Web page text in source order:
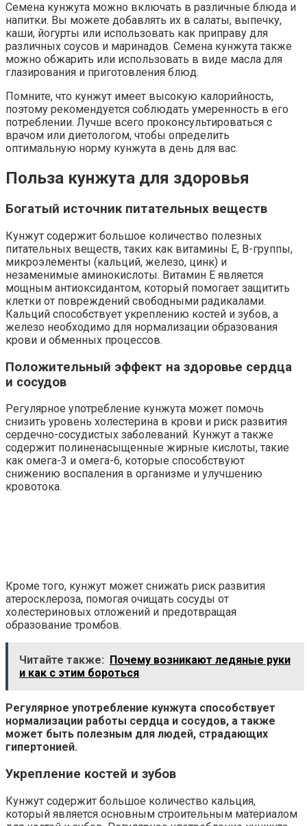
Семена кунжута можно включать в различные блюда и
напитки. Вы можете добавлять их в салаты, выпечку,
каши, йогурты или использовать как приправу для
различных соусов и маринадов. Семена кунжута также
можно обжарить или использовать в виде масла для
глазирования и приготовления блюд.
Помните, что кунжут имеет высокую калорийность,
поэтому рекомендуется соблюдать умеренность в его
потреблении. Лучше всего проконсультироваться с
врачом или диетологом, чтобы определить
оптимальную норму кунжута в день для вас.
Польза кунжута для здоровья
Богатый источник питательных веществ
Кунжут содержит большое количество полезных
питательных веществ, таких как витамины E, В-группы,
микроэлементы (кальций, железо, цинк) и
незаменимые аминокислоты. Витамин Е является
мощным антиоксидантом, который помогает защитить
клетки от повреждений свободными радикалами.
Кальций способствует укреплению костей и зубов, а
железо необходимо для нормализации образования
крови и обменных процессов.
Положительный эффект на здоровье сердца
и сосудов
Регулярное употребление кунжута может помочь
снизить уровень холестерина в крови и риск развития
сердечно-сосудистых заболеваний. Кунжут а также
содержит полиненасыщенные жирные кислоты, такие
как омега-3 и омега-6, которые способствуют
снижению воспаления в организме и улучшению
кровотока.
Кроме того, кунжут может снижать риск развития
атеросклероза, помогая очищать сосуды от
холестериновых отложений и предотвращая
образование тромбов.
Читайте также:
Почему возникают ледяные руки
и как с этим бороться
Регулярное употребление кунжута способствует
нормализации работы сердца и сосудов, а также
может быть полезным для людей, страдающих
гипертонией.
Укрепление костей и зубов
Кунжут содержит большое количество кальция,
который является основным строительным материалом